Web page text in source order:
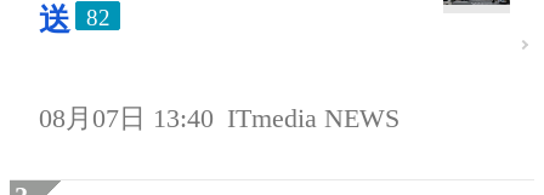
送
82
08月07日 13:40 ITmedia NEWS